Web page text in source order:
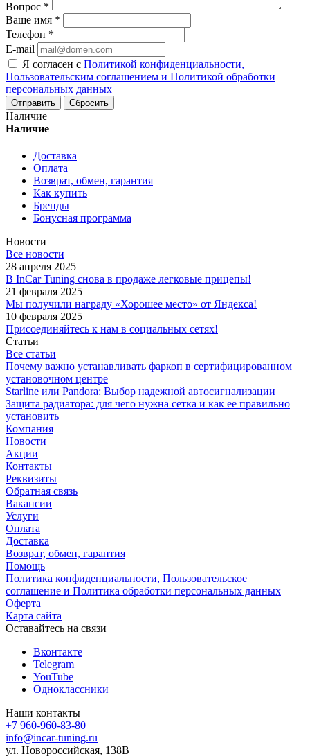
Вопрос *
Ваше имя *
Телефон *
E-mail
Я согласен с Политикой конфиденциальности,
Пользовательским соглашением и Политикой обработки
персональных данных
Сбросить
Наличие
Наличие
Доставка
Оплата
Возврат, обмен, гарантия
Как купить
Бренды
Бонусная программа
Новости
Все новости
28 апреля 2025
В InCar Tuning снова в продаже легковые прицепы!
21 февраля 2025
Мы получили награду «Хорошее место» от Яндекса!
10 февраля 2025
Присоединяйтесь к нам в социальных сетях!
Статьи
Все статьи
Почему важно устанавливать фаркоп в сертифицированном
установочном центре
Starline или Pandora: Выбор надежной автосигнализации
Защита радиатора: для чего нужна сетка и как ее правильно
установить
Компания
Новости
Акции
Контакты
Реквизиты
Обратная связь
Вакансии
Услуги
Оплата
Доставка
Возврат, обмен, гарантия
Помощь
Политика конфиденциальности, Пользовательское
соглашение и Политика обработки персональных данных
Оферта
Карта сайта
Оставайтесь на связи
Вконтакте
Telegram
YouTube
Одноклассники
Наши контакты
+7 960-960-83-80
info@incar-tuning.ru
ул. Новороссийская, 138В